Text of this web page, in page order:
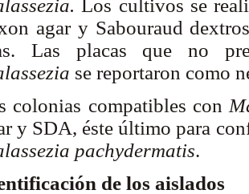
Los cultivos se
agar y Sabouraud
Las placas que no
se reportaron como
colonias compatibles con
y SDA, éste último para
pachydermatis.
de los aislados